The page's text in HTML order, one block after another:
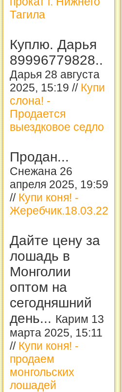
Тагила
Куплю. Дарья
89996779828..
Дарья 28 августа
2025, 15:19 // Купи
слона! -
Продается
выездковое седло
Продан...
Снежана 26
апреля 2025, 19:59
// Купи коня! -
Жеребчик.18.03.22
Дайте цену за
лошадь в
Монголии
оптом на
сегодняшний
день... Карим 13
марта 2025, 15:11
// Купи коня! -
продаем
монгольских
лошадей